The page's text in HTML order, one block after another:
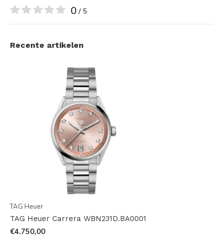
0 / 5
Recente artikelen
TAG Heuer
TAG Heuer Carrera WBN231D.BA0001
€4.750,00